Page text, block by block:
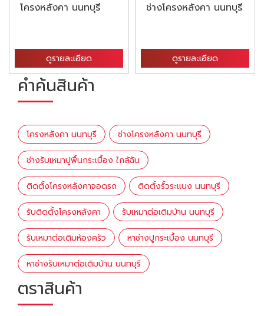
โครงหลังคา นนทบุรี
ดูรายละเอียด
ช่างโครงหลังคา นนทบุรี
ดูรายละเอียด
คำค้นสินค้า
โครงหลังคา นนทบุรี ช่างโครงหลังคา นนทบุรี
ช่างรับเหมาปูพื้นกระเบื้อง ใกล้ฉัน
ติดตั้งโครงหลังคาจอดรถ ติดตั้งรั้วระแนง นนทบุรี
รับติดตั้งโครงหลังคา รับเหมาต่อเติมบ้าน นนทบุรี
รับเหมาต่อเติมห้องครัว หาช่างปูกระเบื้อง นนทบุรี
หาช่างรับเหมาต่อเติมบ้าน นนทบุรี
ตราสินค้า